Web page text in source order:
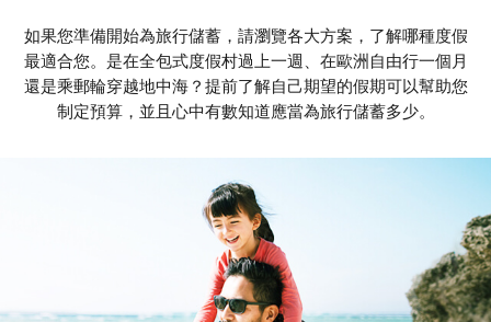
如果您準備開始為旅行儲蓄，請瀏覽各大方案，了解哪種度假
最適合您。是在全包式度假村過上一週、在歐洲自由行一個月
還是乘郵輪穿越地中海？提前了解自己期望的假期可以幫助您
制定預算，並且心中有數知道應當為旅行儲蓄多少。